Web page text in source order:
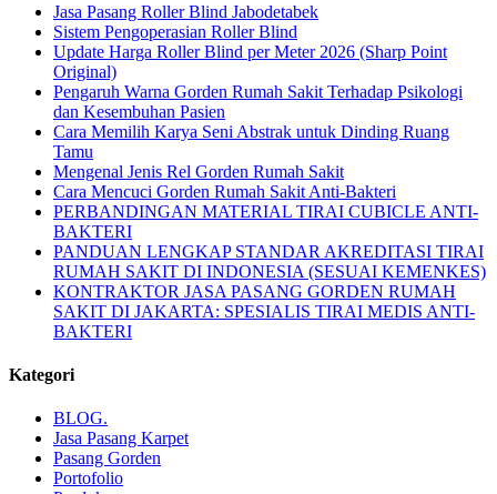
Jasa Pasang Roller Blind Jabodetabek
Sistem Pengoperasian Roller Blind
Update Harga Roller Blind per Meter 2026 (Sharp Point
Original)
Pengaruh Warna Gorden Rumah Sakit Terhadap Psikologi
dan Kesembuhan Pasien
Cara Memilih Karya Seni Abstrak untuk Dinding Ruang
Tamu
Mengenal Jenis Rel Gorden Rumah Sakit
Cara Mencuci Gorden Rumah Sakit Anti-Bakteri
PERBANDINGAN MATERIAL TIRAI CUBICLE ANTI-
BAKTERI
PANDUAN LENGKAP STANDAR AKREDITASI TIRAI
RUMAH SAKIT DI INDONESIA (SESUAI KEMENKES)
KONTRAKTOR JASA PASANG GORDEN RUMAH
SAKIT DI JAKARTA: SPESIALIS TIRAI MEDIS ANTI-
BAKTERI
Kategori
BLOG.
Jasa Pasang Karpet
Pasang Gorden
Portofolio